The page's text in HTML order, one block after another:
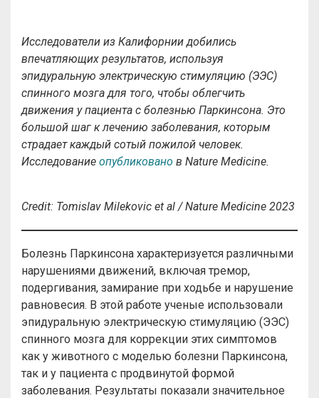
Исследователи из Калифорнии добились
впечатляющих результатов, используя
эпидуральную электрическую стимуляцию (ЭЭС)
спинного мозга для того, чтобы облегчить
движения у пациента с болезнью Паркинсона. Это
большой шаг к лечению заболевания, которым
страдает каждый сотый пожилой человек.
Исследование опубликовано в Nature Medicine.
Credit: Tomislav Milekovic et al / Nature Medicine 2023
Болезнь Паркинсона характеризуется различными
нарушениями движений, включая тремор,
подергивания, замирание при ходьбе и нарушение
равновесия. В этой работе ученые использовали
эпидуральную электрическую стимуляцию (ЭЭС)
спинного мозга для коррекции этих симптомов
как у животного с моделью болезни Паркинсона,
так и у пациента с продвинутой формой
заболевания. Результаты показали значительное